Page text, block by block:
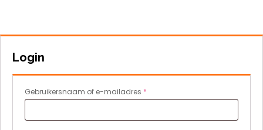
Login
Gebruikersnaam of e-mailadres *